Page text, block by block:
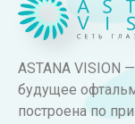
ASTANA VISION
будущее
построена по